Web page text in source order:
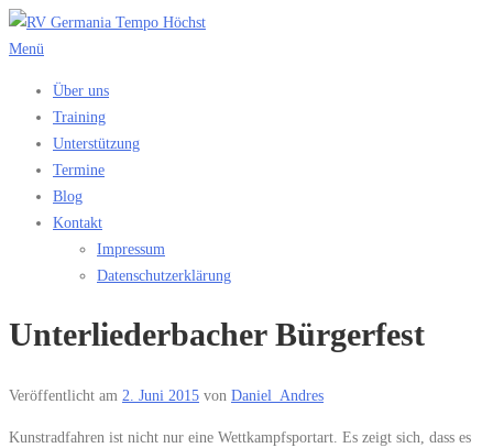
Zum
Inhalt
Menü
Über uns
Training
Unterstützung
Termine
Blog
Kontakt
Impressum
Datenschutzerklärung
Unterliederbacher Bürgerfest
Veröffentlicht am 2. Juni 2015 von Daniel_Andres
Kunstradfahren ist nicht nur eine Wettkampfsportart. Es zeigt sich, dass es